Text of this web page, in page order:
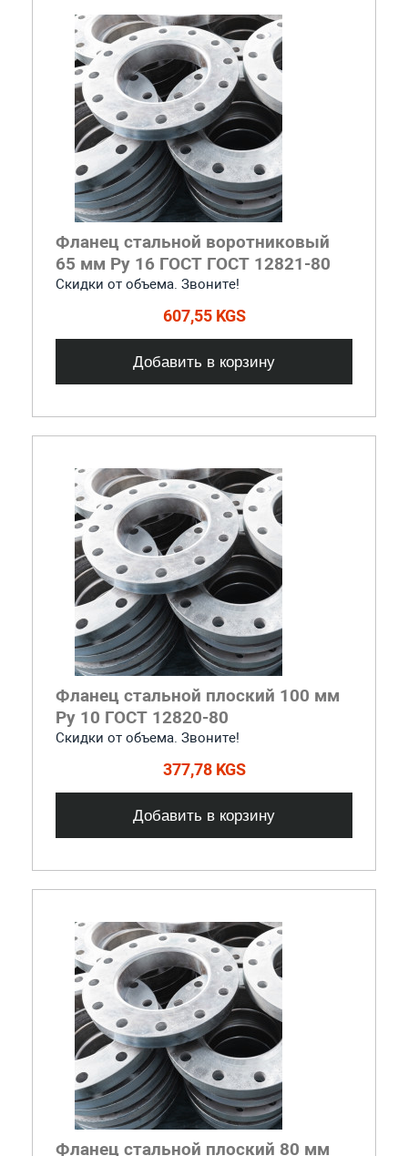
Фланец стальной воротниковый
65 мм Ру 16 ГОСТ ГОСТ 12821-80
Скидки от объема. Звоните!
607,55 KGS
Добавить в корзину
Фланец стальной плоский 100 мм
Ру 10 ГОСТ 12820-80
Скидки от объема. Звоните!
377,78 KGS
Добавить в корзину
Фланец стальной плоский 80 мм